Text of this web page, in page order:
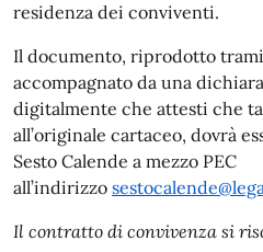
residenza dei conviventi.
Il documento, riprodotto
accompagnato da una
digitalmente che attesti che
all’originale cartaceo, dovrà
Sesto Calende a mezzo PEC
all’indirizzo
Il contratto di convivenza si